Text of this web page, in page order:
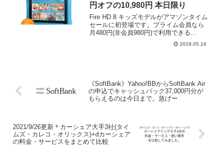
円オフの10,980円 本日限り
Fire HD 8 キッズモデルがアマゾンタイム
セールに初登場です。プライム会員なら
月480円(非会員980円)で利用できる
Amazon FreeTime Unlimitedが1年間使い
放題で、絵本、学習まんが、児童書のほ
2019.05.14
《SoftBank》Yahoo!BBからSoftBank Air
の申込でキャッシュバック37,000円分が
もらえるのは今日まで。急げー
2021/9/26更新＊カーシェア大手3社(タイ
ムズ・カレコ・オリックス)+dカーシェア
の料金・サービスをまとめて比較